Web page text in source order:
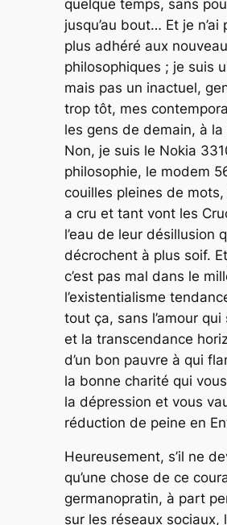
quelque temps, sans
jusqu’au bout… Et je n’ai
plus adhéré aux
philosophiques ; je suis
mais pas un inactuel,
trop tôt, mes
les gens de demain, à la
Non, je suis le Nokia
philosophie, le modem
couilles pleines de mots,
a cru et tant vont les
l’eau de leur désillusion
décrochent à plus soif.
c’est pas mal dans le
l’existentialisme
tout ça, sans l’amour
et la transcendance
d’un bon pauvre à qui
la bonne charité qui
la dépression et vous
réduction de peine en
Heureusement, s’il ne
qu’une chose de ce
germanopratin, à part
sur les réseaux sociaux,